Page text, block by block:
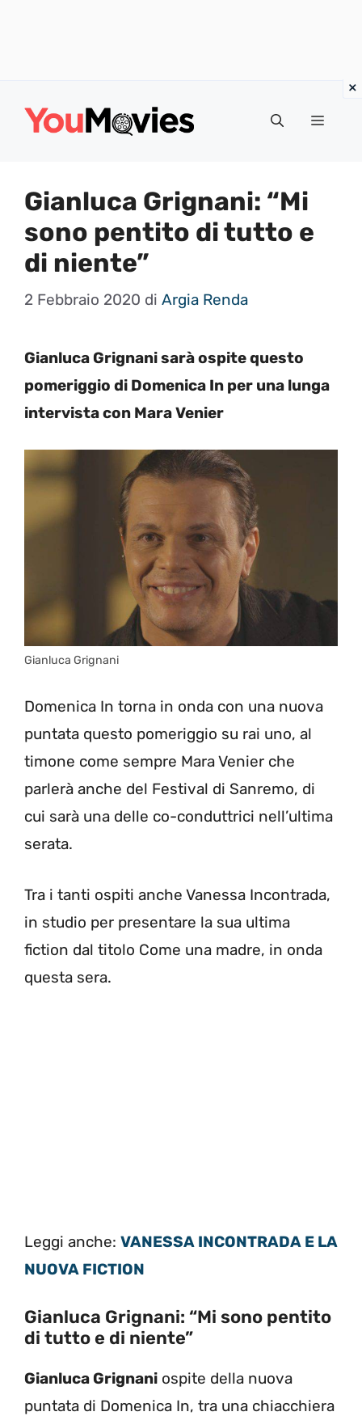
Menu
Gianluca Grignani: “Mi
sono pentito di tutto e
di niente”
2 Febbraio 2020 di Argia Renda
Gianluca Grignani sarà ospite questo
pomeriggio di Domenica In per una lunga
intervista con Mara Venier
Gianluca Grignani
Domenica In torna in onda con una nuova
puntata questo pomeriggio su rai uno, al
timone come sempre Mara Venier che
parlerà anche del Festival di Sanremo, di
cui sarà una delle co-conduttrici nell’ultima
serata.
Tra i tanti ospiti anche Vanessa Incontrada,
in studio per presentare la sua ultima
fiction dal titolo Come una madre, in onda
questa sera.
Leggi anche: VANESSA INCONTRADA E LA
NUOVA FICTION
Gianluca Grignani: “Mi sono pentito
di tutto e di niente”
Gianluca Grignani ospite della nuova
puntata di Domenica In, tra una chiacchiera